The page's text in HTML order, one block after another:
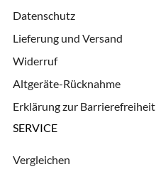
Datenschutz
Lieferung und Versand
Widerruf
Altgeräte-Rücknahme
Erklärung zur Barrierefreiheit
SERVICE
Vergleichen